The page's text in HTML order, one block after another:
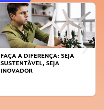
FAÇA A DIFERENÇA: SEJA
SUSTENTÁVEL, SEJA
INOVADOR